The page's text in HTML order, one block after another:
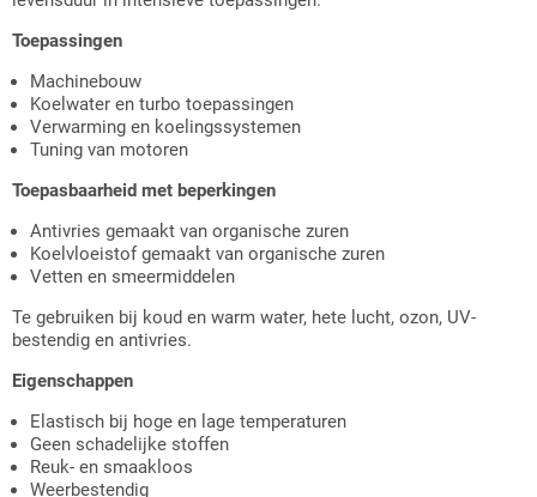
Toepassingen
Machinebouw
Koelwater en turbo toepassingen
Verwarming en koelingssystemen
Tuning van motoren
Toepasbaarheid met beperkingen
Antivries gemaakt van organische zuren
Koelvloeistof gemaakt van organische zuren
Vetten en smeermiddelen
Te gebruiken bij koud en warm water, hete lucht, ozon, UV-
bestendig en antivries.
Eigenschappen
Elastisch bij hoge en lage temperaturen
Geen schadelijke stoffen
Reuk- en smaakloos
Weerbestendig